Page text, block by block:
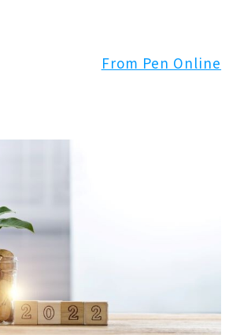
From Pen Online